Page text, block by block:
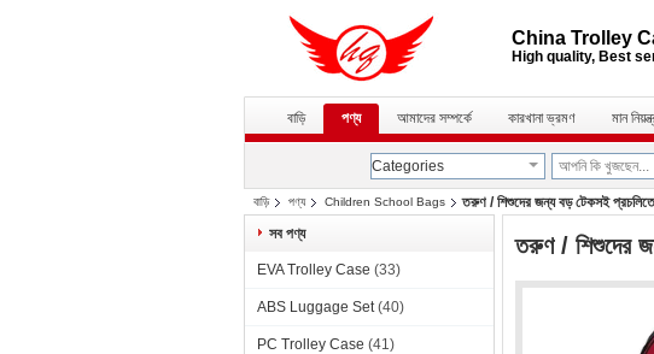
China Trolley
High quality, Best
বাড়ি পণ্য আমাদের সম্পর্কে কারখানা ভ্রমণ মান
Categories
বাড়ি পণ্য Children School Bags
তরুণ / শিশুদের জন্য বড় টেকসই
সব পণ্য
EVA Trolley Case (33)
ABS Luggage Set (40)
PC Trolley Case (41)
তরুণ / শিশুদের